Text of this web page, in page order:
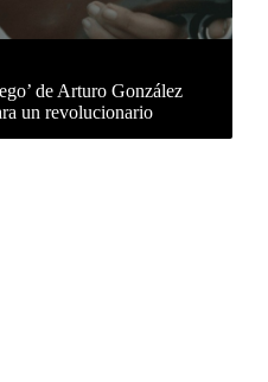
de Arturo González
un revolucionario